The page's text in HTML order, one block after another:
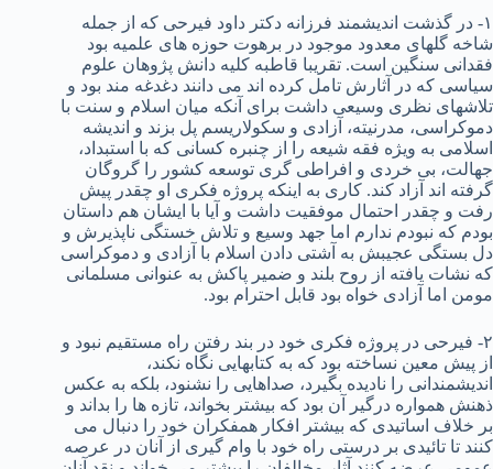
۱- در گذشت اندیشمند فرزانه دکتر داود فیرحی که از جمله
شاخه گلهای معدود موجود در برهوت حوزه های علمیه بود
فقدانی سنگین است. تقریبا قاطبه کلیه دانش پژوهان علوم
سیاسی که در آثارش تامل کرده اند می دانند دغدغه مند بود و
تلاشهای نظری وسیعی داشت برای آنکه میان اسلام و سنت با
دموکراسی، مدرنیته، آزادی و سکولاریسم پل بزند و اندیشه
اسلامی به ویژه فقه شیعه را از چنبره کسانی که با استبداد،
جهالت، بی خردی و افراطی گری توسعه کشور را گروگان
گرفته اند آزاد کند. کاری به اینکه پروژه فکری او چقدر پیش
رفت و چقدر احتمال موفقیت داشت و آیا با ایشان هم داستان
بودم که نبودم ندارم اما جهد وسیع و تلاش خستگی ناپذیرش و
دل بستگی عجیبش به آشتی دادن اسلام با آزادی و دموکراسی
که نشات یافته از روح بلند و ضمیر پاکش به عنوانی مسلمانی
مومن اما آزادی خواه بود قابل احترام بود.
۲- فیرحی در پروژه فکری خود در بند رفتن راه مستقیم نبود و
از پیش معین نساخته بود که به کتابهایی نگاه نکند،
اندیشمندانی را نادیده بگیرد، صداهایی را نشنود، بلکه به عکس
ذهنش همواره درگیر آن بود که بیشتر بخواند، تازه ها را بداند و
بر خلاف اساتیدی که بیشتر افکار همفکران خود را دنبال می
کنند تا تائیدی بر درستی راه خود با وام گیری از آنان در عرصه